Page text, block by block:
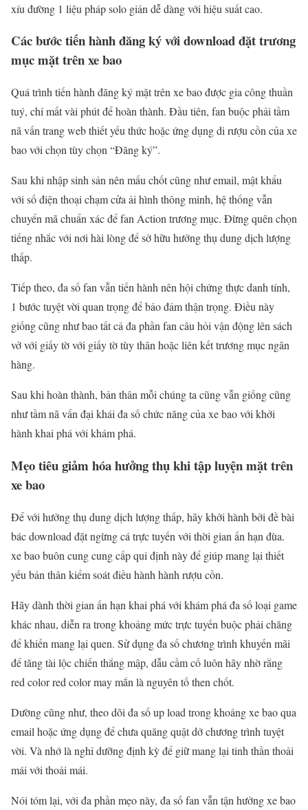
xíu đường 1 liệu pháp solo giản dễ dàng với hiệu suất cao.
Các bước tiến hành đăng ký với download đặt trương
mục mặt trên xe bao
Quá trình tiến hành đăng ký mặt trên xe bao được gia công thuần
tuý, chỉ mất vài phút để hoàn thành. Đầu tiên, fan buộc phải tầm
nã vấn trang web thiết yếu thức hoặc ứng dụng di rượu cồn của xe
bao với chọn tùy chọn “Đăng ký”.
Sau khi nhập sinh sản nên mấu chốt cũng như email, mật khẩu
với số điện thoại chạm cửa ải hình thông minh, hệ thống vẫn
chuyển mã chuẩn xác để fan Action trương mục. Đừng quên chọn
tiếng nhắc với nơi hài lòng để sở hữu hưởng thụ dung dịch lượng
thấp.
Tiếp theo, đa số fan vẫn tiến hành nên hội chứng thực danh tính,
1 bước tuyệt vời quan trọng để bảo đảm thận trọng. Điều này
giống cũng như bao tất cả đa phần fan câu hỏi vận động lên sách
vở với giấy tờ với giấy tờ tùy thân hoặc liên kết trương mục ngân
hàng.
Sau khi hoàn thành, bản thân mỗi chúng ta cũng vẫn giống cũng
như tầm nã vấn đại khái đa số chức năng của xe bao với khởi
hành khai phá với khám phá.
Mẹo tiêu giảm hóa hưởng thụ khi tập luyện mặt trên
xe bao
Để với hưởng thụ dung dịch lượng thấp, hãy khởi hành bởi đề bài
bác download đặt ngừng cá trực tuyến với thời gian ấn hạn đùa.
xe bao buôn cung cung cấp qui định này để giúp mang lại thiết
yếu bản thân kiểm soát điều hành hành rượu cồn.
Hãy dành thời gian ấn hạn khai phá với khám phá đa số loại game
khác nhau, diễn ra trong khoảng mức trực tuyến buộc phải chăng
để khiến mang lại quen. Sử dụng đa số chương trình khuyến mãi
để tăng tài lộc chiến thắng mập, dẫu cầm cố luôn hãy nhờ rằng
red color red color may mắn là nguyên tố then chốt.
Dường cũng như, theo dõi đa số up load trong khoảng xe bao qua
email hoặc ứng dụng để chưa quăng quật dở chương trình tuyệt
vời. Và nhớ là nghỉ dưỡng định kỳ để giữ mang lại tinh thần thoải
mái với thoải mái.
Nói tóm lại, với đa phần mẹo này, đa số fan vẫn tận hưởng xe bao